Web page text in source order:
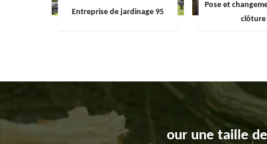
Entreprise de jardinage 95
Pose et
clôture
our une taille